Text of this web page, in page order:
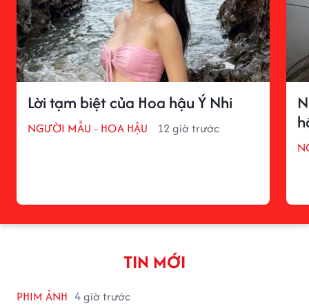
Lời tạm biệt của Hoa hậu Ý Nhi
NGƯỜI MẪU - HOA HẬU 12 giờ trước
TIN MỚI
PHIM ẢNH 4 giờ trước